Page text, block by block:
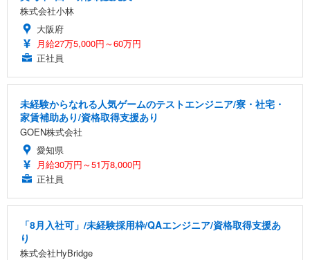
株式会社小林
大阪府
月給27万5,000円～60万円
正社員
未経験からなれる人気ゲームのテストエンジニア/寮・社宅・
家賃補助あり/資格取得支援あり
GOEN株式会社
愛知県
月給30万円～51万8,000円
正社員
「8月入社可」/未経験採用枠/QAエンジニア/資格取得支援あ
り
株式会社HyBridge